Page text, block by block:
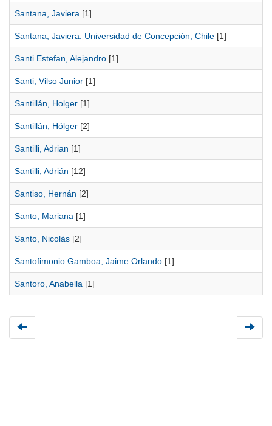
Santana, Javiera [1]
Santana, Javiera. Universidad de Concepción, Chile [1]
Santi Estefan, Alejandro [1]
Santi, Vilso Junior [1]
Santillán, Holger [1]
Santillán, Hólger [2]
Santilli, Adrian [1]
Santilli, Adrián [12]
Santiso, Hernán [2]
Santo, Mariana [1]
Santo, Nicolás [2]
Santofimonio Gamboa, Jaime Orlando [1]
Santoro, Anabella [1]